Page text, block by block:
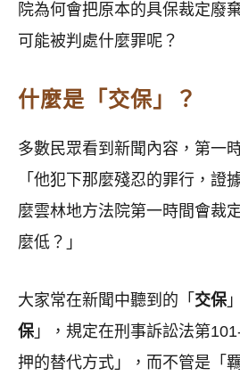
院為何會把原本的具保裁定廢
可能被判處什麼罪呢？
什麼是「交保」？
多數民眾看到新聞內容，第一
「他犯下那麼殘忍的罪行，證
麼雲林地方法院第一時間會裁
麼低？」
大家常在新聞中聽到的「 交保
保 」，規定在刑事訴訟法第
押的替代方式」，而不管是「